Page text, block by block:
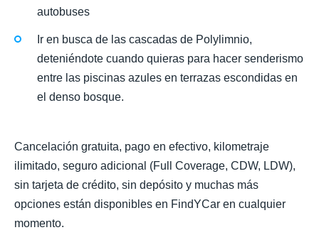
autobuses
Ir en busca de las cascadas de Polylimnio,
deteniéndote cuando quieras para hacer senderismo
entre las piscinas azules en terrazas escondidas en
el denso bosque.
Cancelación gratuita, pago en efectivo, kilometraje
ilimitado, seguro adicional (Full Coverage, CDW, LDW),
sin tarjeta de crédito, sin depósito y muchas más
opciones están disponibles en FindYCar en cualquier
momento.